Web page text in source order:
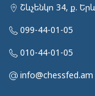
Շևչենկո 34, ք.
099-44-01-05
010-44-01-05
info@chessfed.am